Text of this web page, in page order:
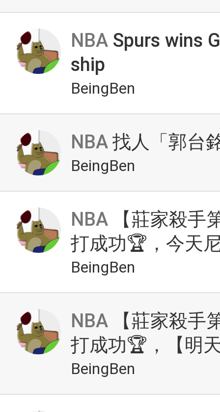
NBA Spurs wins
ship
BeingBen
NBA 找人「郭台
BeingBen
NBA 【莊家殺手
打成功🏆，今天
BeingBen
NBA 【莊家殺手
打成功🏆，【明
BeingBen